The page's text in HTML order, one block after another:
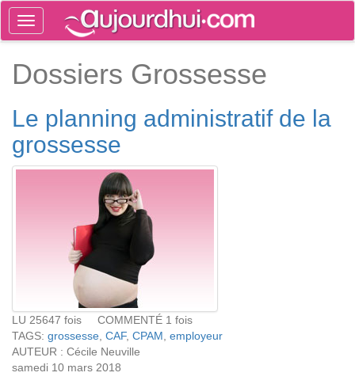
Toggle
navigation
Dossiers Grossesse
Le planning administratif de la
grossesse
LU 25647 fois COMMENTÉ 1 fois
TAGS: grossesse CAF, CPAM employeur
AUTEUR : Cécile Neuville
samedi 10 mars 2018